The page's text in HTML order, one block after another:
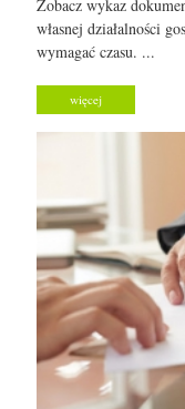
Zobacz wykaz
własnej działalności
wymagać czasu. ...
więcej